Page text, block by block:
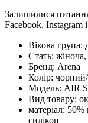
Залишилися
Facebook,
Вікова група:
Стать: жіноча,
Бренд: Arena
Колір:
Модель: AIR
Вид товару:
матеріал: 50%
силікон